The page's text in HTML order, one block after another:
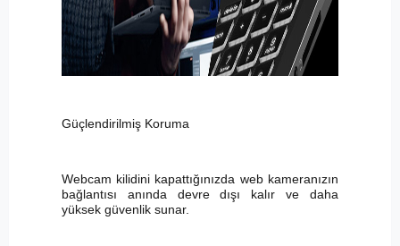
Güçlendirilmiş Koruma
Webcam kilidini kapattığınızda web kameranızın
bağlantısı anında devre dışı kalır ve daha
yüksek güvenlik sunar.